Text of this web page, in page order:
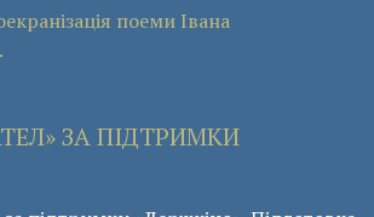
поеми Івана
ЗА ПІДТРИМКИ